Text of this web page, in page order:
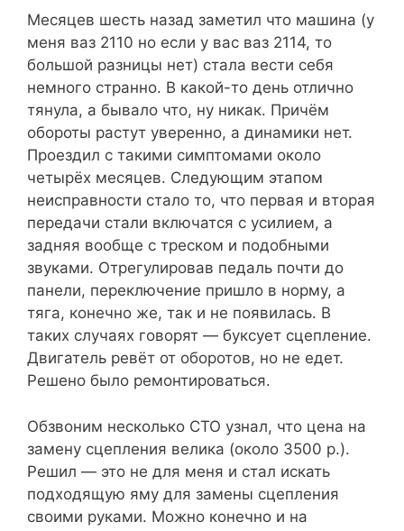
Месяцев шесть назад заметил что машина (у
меня ваз 2110 но если у вас ваз 2114, то
большой разницы нет) стала вести себя
немного странно. В какой-то день отлично
тянула, а бывало что, ну никак. Причём
обороты растут уверенно, а динамики нет.
Проездил с такими симптомами около
четырёх месяцев. Следующим этапом
неисправности стало то, что первая и вторая
передачи стали включатся с усилием, а
задняя вообще с треском и подобными
звуками. Отрегулировав педаль почти до
панели, переключение пришло в норму, а
тяга, конечно же, так и не появилась. В
таких случаях говорят — буксует сцепление.
Двигатель ревёт от оборотов, но не едет.
Решено было ремонтироваться.
Обзвоним несколько СТО узнал, что цена на
замену сцепления велика (около 3500 р.).
Решил — это не для меня и стал искать
подходящую яму для замены сцепления
своими руками. Можно конечно и на